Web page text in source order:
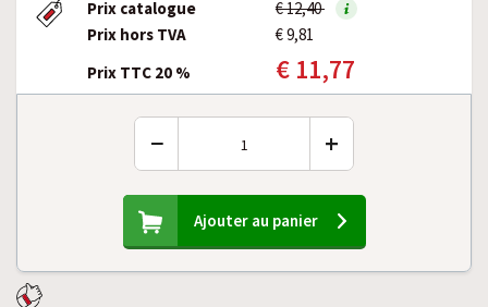
Prix catalogue
€ 12,40
Prix hors TVA
€ 9,81
Prix TTC 20 %
€ 11,77
− +
Ajouter au panier